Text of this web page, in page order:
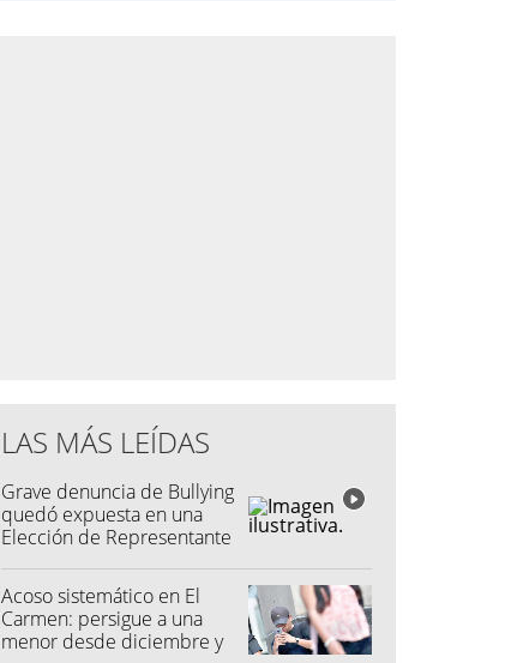
LAS MÁS LEÍDAS
Grave denuncia de Bullying
quedó expuesta en una
Elección de Representante
Acoso sistemático en El
Carmen: persigue a una
menor desde diciembre y